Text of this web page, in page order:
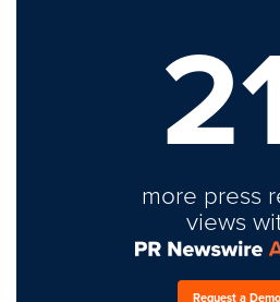
more press
views
Request a Demo